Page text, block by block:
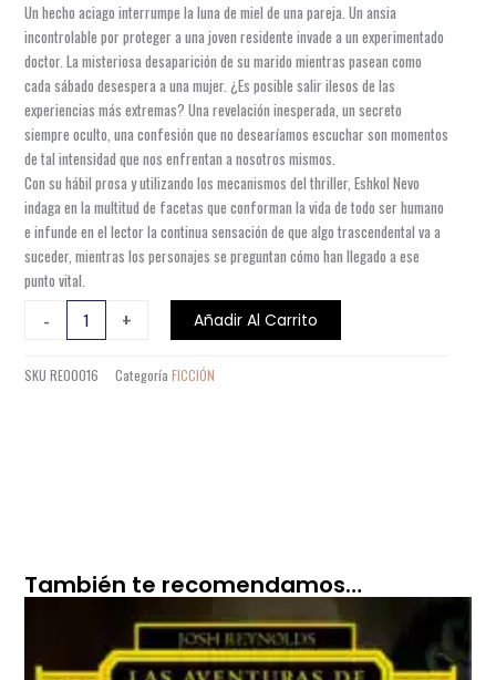
Un hecho aciago interrumpe la luna de miel de una pareja. Un ansia
incontrolable por proteger a una joven residente invade a un experimentado
doctor. La misteriosa desaparición de su marido mientras pasean como
cada sábado desespera a una mujer. ¿Es posible salir ilesos de las
experiencias más extremas? Una revelación inesperada, un secreto
siempre oculto, una confesión que no desearíamos escuchar son momentos
de tal intensidad que nos enfrentan a nosotros mismos.
Con su hábil prosa y utilizando los mecanismos del thriller, Eshkol Nevo
indaga en la multitud de facetas que conforman la vida de todo ser humano
e infunde en el lector la continua sensación de que algo trascendental va a
suceder, mientras los personajes se preguntan cómo han llegado a ese
punto vital.
-
SENDEROS
EDÉN
+ Añadir Al Carrito
SKURE00016 Categoría FICCIÓN
También te recomendamos…